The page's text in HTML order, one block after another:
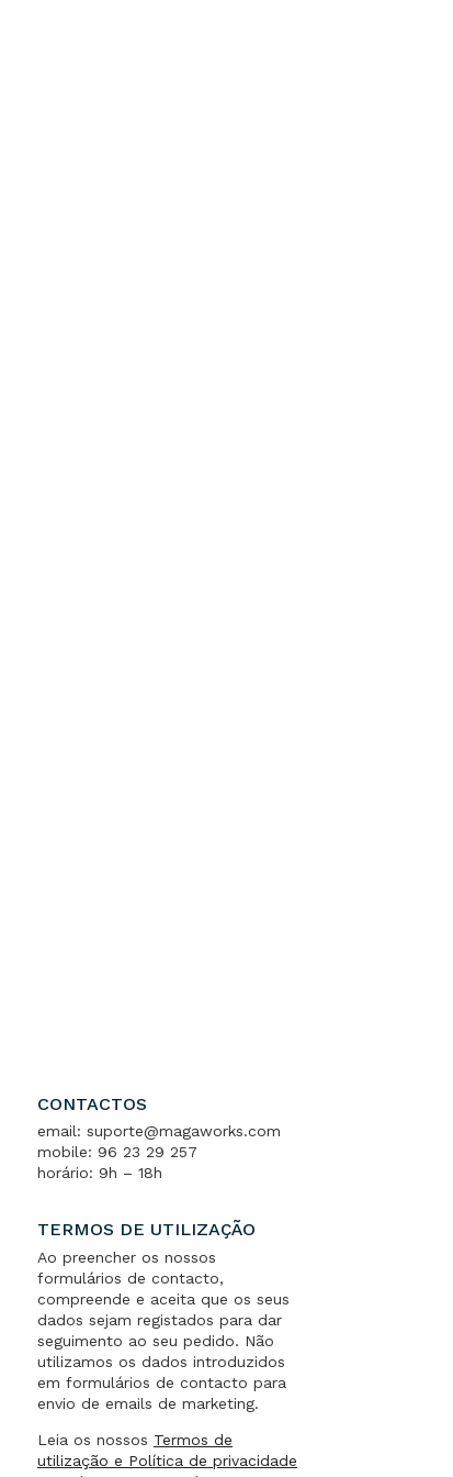
CONTACTOS
email: suporte@magaworks.com
mobile: 96 23 29 257
horário: 9h – 18h
TERMOS DE UTILIZAÇÃO
Ao preencher os nossos
formulários de contacto,
compreende e aceita que os seus
dados sejam registados para dar
seguimento ao seu pedido. Não
utilizamos os dados introduzidos
em formulários de contacto para
envio de emails de marketing.
Leia os nossos Termos de
utilização e Política de privacidade